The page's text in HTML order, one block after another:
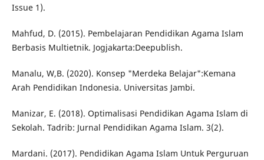
Issue 1).
Mahfud, D. (2015). Pembelajaran Pendidikan Agama Islam
Berbasis Multietnik. Jogjakarta:Deepublish.
Manalu, W,B. (2020). Konsep "Merdeka Belajar":Kemana
Arah Pendidikan Indonesia. Universitas Jambi.
Manizar, E. (2018). Optimalisasi Pendidikan Agama Islam di
Sekolah. Tadrib: Jurnal Pendidikan Agama Islam. 3(2).
Mardani. (2017). Pendidikan Agama Islam Untuk Perguruan